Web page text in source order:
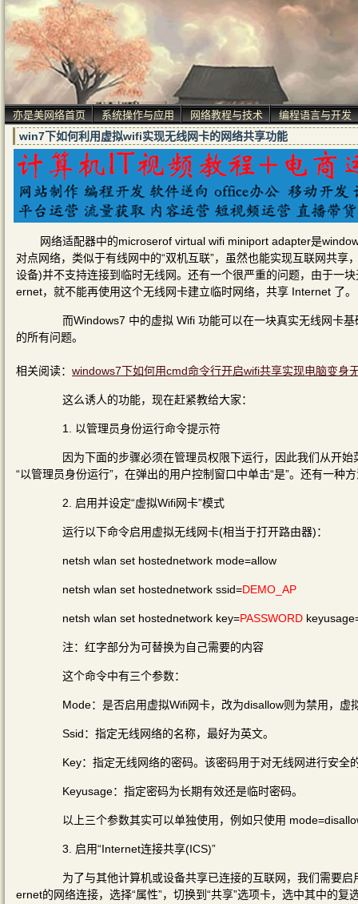
亦是美网络首页 系统操作与应用 网络教程与技术 编程语言与开发
win7下如何利用虚拟wifi实现无线网卡的网络共享功能
网络适配器中的microserof virtual wifi miniport adapter是
对点网络，类似于有线网中的“双机互联”，虽然也能实现互联网共
设备)并不支持连接到临时无线网。还有一个很严重的问题，由于一
ernet，就不能再使用这个无线网卡建立临时网络，共享 Internet 了。
而Windows7 中的虚拟 Wifi 功能可以在一块真实无线网卡基
的所有问题。
相关阅读： windows7下如何用cmd命令行开启wifi共享实现电脑变身
这么诱人的功能，现在赶紧教给大家：
1. 以管理员身份运行命令提示符
因为下面的步骤必须在管理员权限下运行，因此我们从开始
“以管理员身份运行”，在弹出的用户控制窗口中单击“是”。还有一
2. 启用并设定“虚拟Wifi网卡”模式
运行以下命令启用虚拟无线网卡(相当于打开路由器)：
netsh wlan set hostednetwork mode=allow
netsh wlan set hostednetwork ssid=DEMO_AP
netsh wlan set hostednetwork key=PASSWORD
注：红字部分为可替换为自己需要的内容
这个命令中有三个参数：
Mode：是否启用虚拟Wifi网卡，改为disallow则为禁用，虚
Ssid：指定无线网络的名称，最好为英文。
Key：指定无线网络的密码。该密码用于对无线网进行安全
Keyusage：指定密码为长期有效还是临时密码。
以上三个参数其实可以单独使用，例如只使用
3. 启用“Internet连接共享(ICS)”
为了与其他计算机或设备共享已连接的互联网，我们需要启
ernet的网络连接，选择“属性”，切换到“共享”选项卡，选中其中的